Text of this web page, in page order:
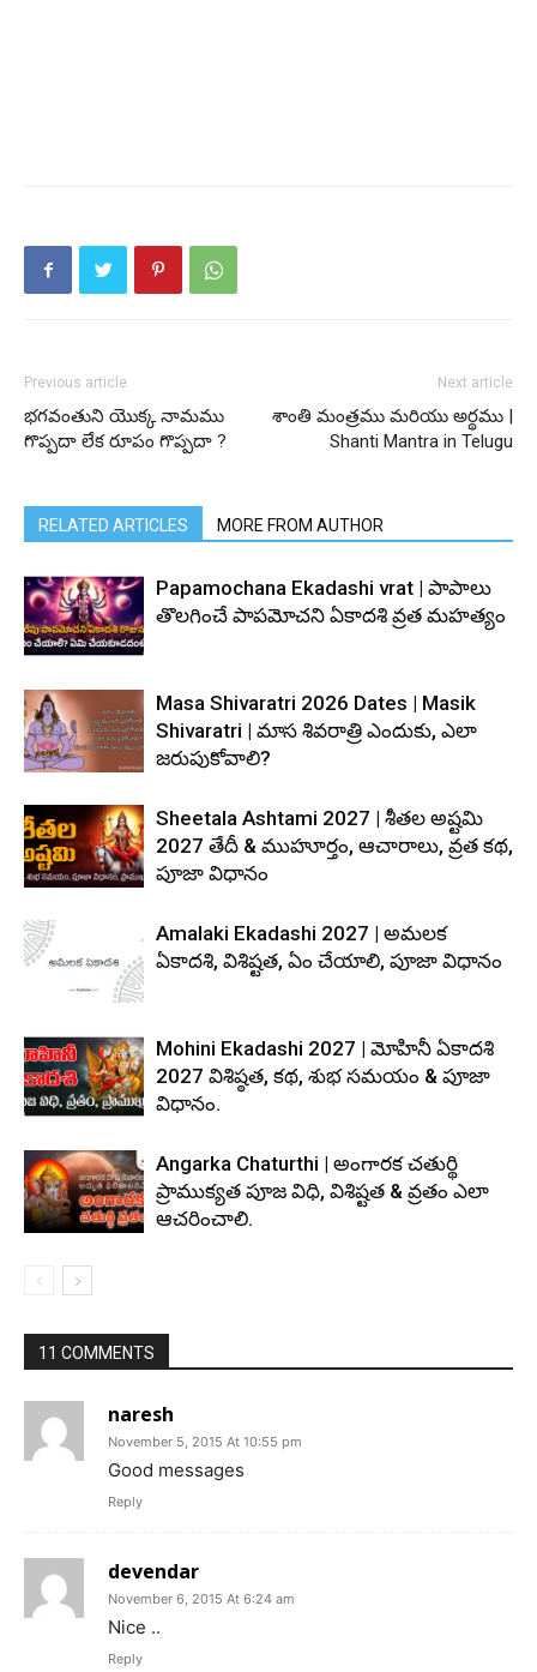
Previous article
భగవంతుని యొక్క నామము
గొప్పదా లేక రూపం గొప్పదా ?
Next article
శాంతి మంత్రము మరియు అర్థము |
Shanti Mantra in Telugu
RELATED ARTICLES MORE FROM AUTHOR
Papamochana Ekadashi vrat | పాపాలు
తొలగించే పాపమోచని ఏకాదశి వ్రత మహత్యం
Masa Shivaratri 2026 Dates | Masik
Shivaratri | మాస శివరాత్రి ఎందుకు, ఎలా
జరుపుకోవాలి?
Sheetala Ashtami 2027 | శీతల అష్టమి
2027 తేదీ & ముహూర్తం, ఆచారాలు, వ్రత కథ,
పూజా విధానం
Amalaki Ekadashi 2027 | అమలక
ఏకాదశి, విశిష్టత, ఏం చేయాలి, పూజా విధానం
Mohini Ekadashi 2027 | మోహినీ ఏకాదశి
2027 విశిష్ఠత, కథ, శుభ సమయం & పూజా
విధానం.
Angarka Chaturthi | అంగారక చతుర్థి
ప్రాముక్యత పూజ విధి, విశిష్టత & వ్రతం ఎలా
ఆచరించాలి.
11 COMMENTS
naresh
November 5, 2015 At 10:55 pm
Good messages
Reply
devendar
November 6, 2015 At 6:24 am
Nice ..
Reply